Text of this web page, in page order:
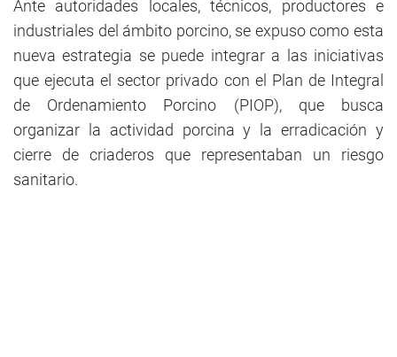
Ante autoridades locales, técnicos, productores e
industriales del ámbito porcino, se expuso como esta
nueva estrategia se puede integrar a las iniciativas
que ejecuta el sector privado con el Plan de Integral
de Ordenamiento Porcino (PIOP), que busca
organizar la actividad porcina y la erradicación y
cierre de criaderos que representaban un riesgo
sanitario.